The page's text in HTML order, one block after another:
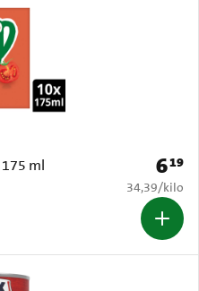
ml Prijs:
619
€ 34,39 per
34,39/kilo